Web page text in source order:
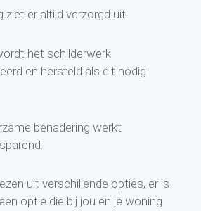
ziet er altijd verzorgd uit.
het schilderwerk
en hersteld als dit nodig
benadering werkt
uit verschillende opties, er is
optie die bij jou en je woning